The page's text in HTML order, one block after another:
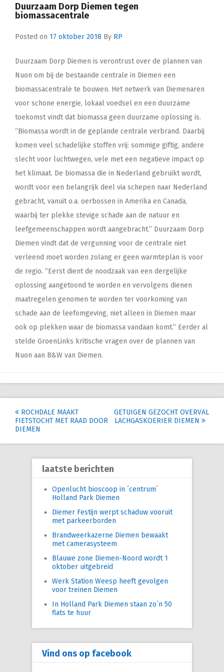
Duurzaam Dorp Diemen tegen
biomassacentrale
Posted on 17 oktober 2018 By RP
Duurzaam Dorp Diemen is verontrust over de plannen van
Nuon om bij de bestaande centrale in Diemen een
biomassacentrale te bouwen. Het netwerk van Diemenaren
voor schone energie, lokaal voedsel en een duurzame
toekomst vindt dat biomassa geen duurzame oplossing is.
‘’Biomassa wordt in de geplande centrale verbrand. Daarbij
komen veel schadelijke stoffen vrij: sommige giftig, andere
slecht voor luchtwegen, vele met een negatieve impact op
het klimaat. De biomassa die in Nederland gebruikt wordt,
wordt voor een belangrijk deel via schepen naar Nederland
gebracht, vanuit o.a. oerbossen in Amerika en Canada,
waarbij ter plekke stevige schade aan de natuur en
leefgemeenschappen wordt aangebracht.’’ Duurzaam Dorp
Diemen vindt dat de vergunning voor de centrale niet
verleend moet worden zolang er geen warmteplan is voor
de regio. ‘’Eerst dient de noodzaak van een dergelijke
oplossing aangetoond te worden en vervolgens dienen
maatregelen genomen te worden ter voorkoming van
schade aan de leefomgeving, niet alleen in Diemen maar
ook op plekken waar de biomassa vandaan komt.’’ Eerder al
stelde GroenLinks kritische vragen over de plannen van
Nuon aan B&W van Diemen.
Post
navigation
ROCHDALE MAAKT
FIETSTOCHT MET RAAD DOOR
DIEMEN
GETUIGEN GEZOCHT OVERVAL
LACHGASKOERIER DIEMEN
laatste berichten
Openlucht bioscoop in ´centrum´
Holland Park Diemen
Diemer Festijn werpt schaduw vooruit
met parkeerborden
Brandweerkazerne Diemen bewaakt
met camerasysteem
Blauwe zone Diemen-Noord wordt 1
oktober uitgebreid
Werk Station Weesp heeft gevolgen
voor treinen Diemen
In Holland Park Diemen staan zo´n 50
flats te huur
Vind ons op facebook